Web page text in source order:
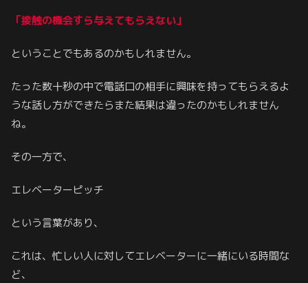
「接触の機会すら与えてもらえない」
ということでもあるのかもしれません。
たった数十秒の中で電話口の相手に興味を持ってもらえるよ
うな話し方ができたらまた結果は違ったのかもしれません
ね。
その一方で、
エレベーターピッチ
という言葉があり、
これは、忙しい人に対してエレベーターに一緒にいる時間な
ど、